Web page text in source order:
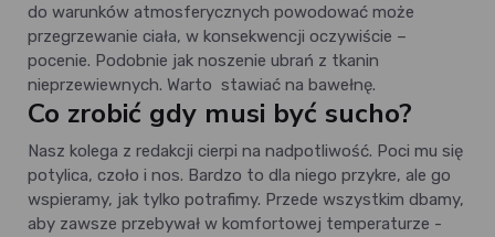
do warunków atmosferycznych powodować może
przegrzewanie ciała, w konsekwencji oczywiście –
pocenie. Podobnie jak noszenie ubrań z tkanin
nieprzewiewnych. Warto stawiać na bawełnę.
Co zrobić gdy musi być sucho?
Nasz kolega z redakcji cierpi na nadpotliwość. Poci mu się
potylica, czoło i nos. Bardzo to dla niego przykre, ale go
wspieramy, jak tylko potrafimy. Przede wszystkim dbamy,
aby zawsze przebywał w komfortowej temperaturze -